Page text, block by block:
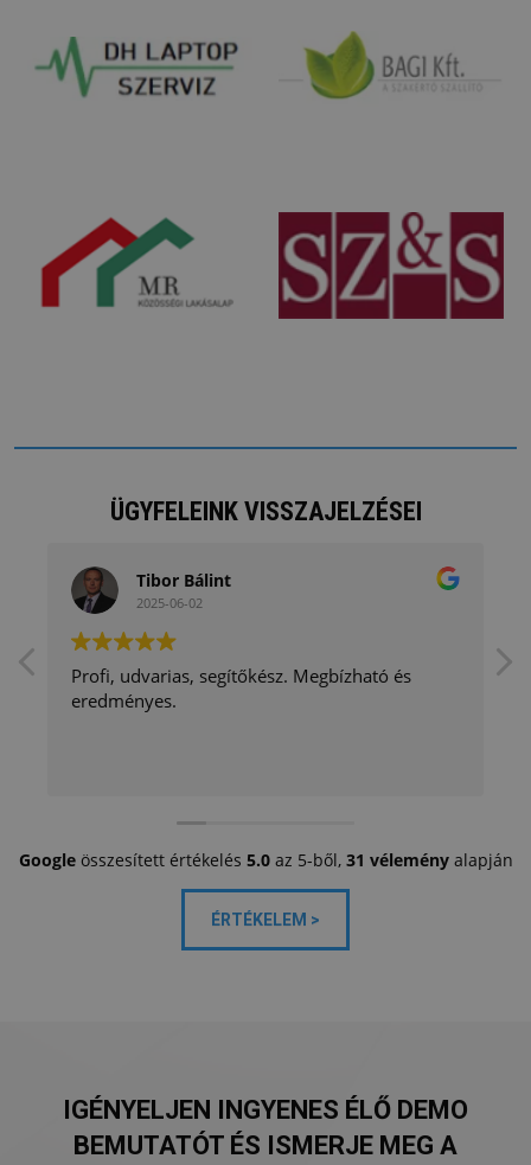
ÜGYFELEINK VISSZAJELZÉSEI
Tibor Bálint
2025-06-02
Profi, udvarias, segítőkész. Megbízható és
eredményes.
Googleösszesített értékelés 5.0az 5-ből, 31 véleményalapján
ÉRTÉKELEM >
IGÉNYELJEN INGYENES ÉLŐ DEMO
BEMUTATÓT ÉS ISMERJE MEG A